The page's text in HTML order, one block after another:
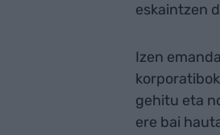
eskaintzen
Izen
gehitu eta
ere bai